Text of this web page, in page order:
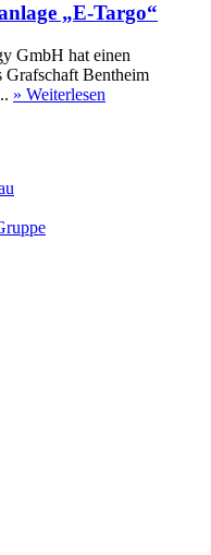
„E-Targo“
GmbH hat einen
Grafschaft Bentheim
» Weiterlesen